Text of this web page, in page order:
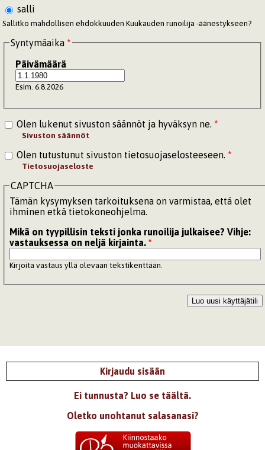
salli
Sallitko mahdollisen ehdokkuuden Kuukauden runoilija -äänestykseen?
Syntymäaika *
Päivämäärä
Esim. 6.8.2026
Olen lukenut sivuston säännöt ja hyväksyn ne. *
Sivuston säännöt
Olen tutustunut sivuston tietosuojaselosteeseen. *
Tietosuojaseloste
CAPTCHA
Tämän kysymyksen tarkoituksena on varmistaa, että olet
ihminen etkä tietokoneohjelma.
Mikä on tyypillisin teksti jonka runoilija julkaisee? Vihje:
vastauksessa on neljä kirjainta.*
Kirjoita vastaus yllä olevaan tekstikenttään.
Kirjaudu sisään
Ei tunnusta? Luo se täältä.
Oletko unohtanut salasanasi?